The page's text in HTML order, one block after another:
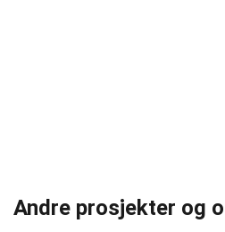
Andre prosjekter og